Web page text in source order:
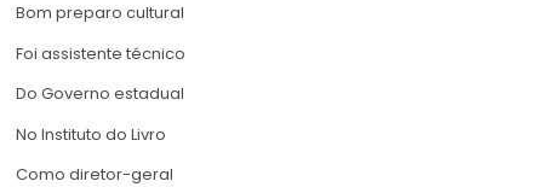
Bom preparo cultural
Foi assistente técnico
Do Governo estadual
No Instituto do Livro
Como diretor-geral